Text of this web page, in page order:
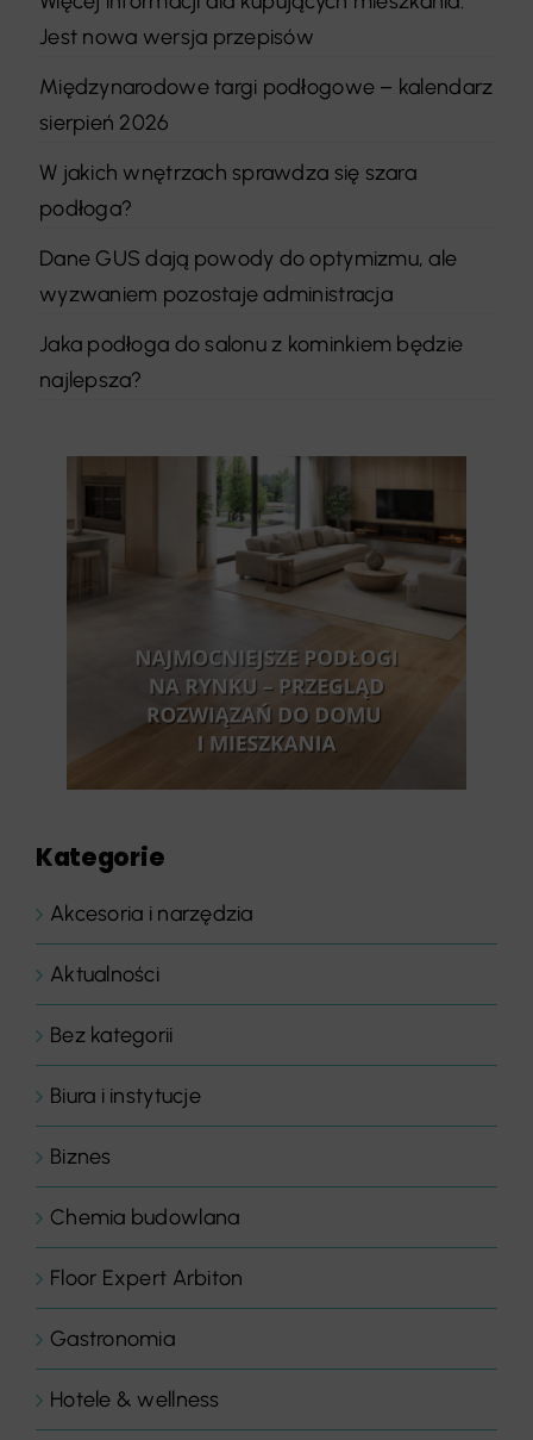
Jest nowa wersja przepisów
Międzynarodowe targi podłogowe – kalendarz
sierpień 2026
W jakich wnętrzach sprawdza się szara
podłoga?
Dane GUS dają powody do optymizmu, ale
wyzwaniem pozostaje administracja
Jaka podłoga do salonu z kominkiem będzie
najlepsza?
Kategorie
Akcesoria i narzędzia
Aktualności
Bez kategorii
Biura i instytucje
Biznes
Chemia budowlana
Floor Expert Arbiton
Gastronomia
Hotele & wellness